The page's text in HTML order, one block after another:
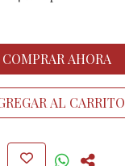
COMPRAR AHORA
AL CARRITO